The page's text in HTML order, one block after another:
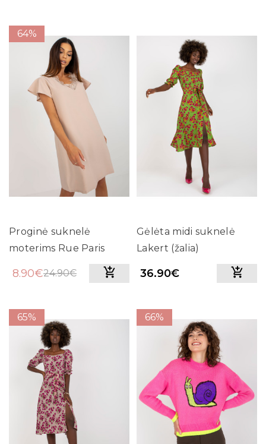
64%
Proginė suknelė
moterims Rue Paris
8.90€24.90€
Gėlėta midi suknelė
Lakert (žalia)
36.90€
65% 66%